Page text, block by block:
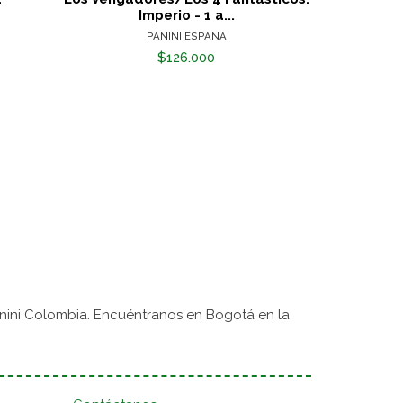
Imperio - 1 a...
PANINI ESPAÑA
$126.000
Colombia. Encuéntranos en Bogotá en la